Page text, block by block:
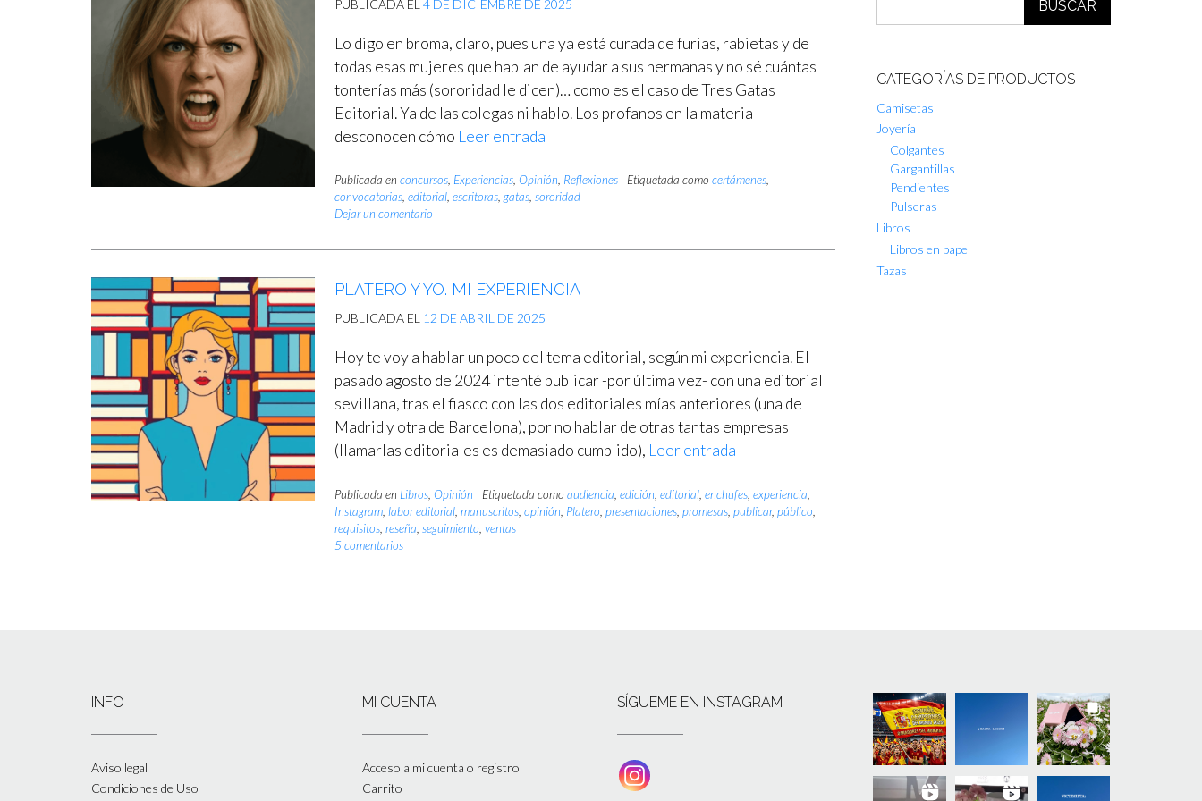
PUBLICADA EL4 DE DICIEMBRE DE 2025
Lo digo en broma, claro, pues una ya está curada de furias, rabietas y de
todas esas mujeres que hablan de ayudar a sus hermanas y no sé cuántas
tonterías más (sororidad le dicen)… como es el caso de Tres Gatas
Editorial. Ya de las colegas ni hablo. Los profanos en la materia
desconocen cómo Leer entrada
Publicada enconcursos, Experiencias,Opinión, Reflexiones Etiquetada comocertámenes,
convocatorias,editorial,escritoras,gatas,sororidad
Dejar un comentario
PLATERO Y YO. MI EXPERIENCIA
PUBLICADA EL 12 DE ABRIL DE 2025
Hoy te voy a hablar un poco del tema editorial, según mi experiencia. El
pasado agosto de 2024 intenté publicar -por última vez- con una editorial
sevillana, tras el fiasco con las dos editoriales mías anteriores (una de
Madrid y otra de Barcelona), por no hablar de otras tantas empresas
(llamarlas editoriales es demasiado cumplido), Leer entrada
Publicada en Libros ,Opinión Etiquetada comoaudiencia ,edición ,editorial ,enchufes ,experiencia
Instagram labor editorial ,manuscritos ,opinión Platero ,presentaciones ,promesas ,publicar,público
requisitos ,reseña seguimiento ,ventas
5 comentarios
BUSCAR
CATEGORÍAS DE PRODUCTOS
Camisetas
Joyería
Colgantes
Gargantillas
Pendientes
Pulseras
Libros
Libros en papel
Tazas
INFO
Aviso legal
Condiciones de Uso
MI CUENTA
Acceso a mi cuenta o registro
Carrito
SÍGUEME EN INSTAGRAM